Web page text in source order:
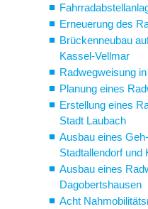
Erneuerung des
Brückenneubau
Kassel-Vellmar
Radwegweisung
Planung eines
Erstellung eines
Stadt Laubach
Ausbau eines
Stadtallendorf und
Ausbau eines
Dagobertshausen
Acht